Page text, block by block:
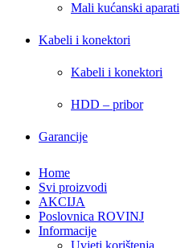
Mali kućanski aparati
Kabeli i konektori
Kabeli i konektori
HDD – pribor
Garancije
Home
Svi proizvodi
AKCIJA
Poslovnica ROVINJ
Informacije
Uvjeti korištenja